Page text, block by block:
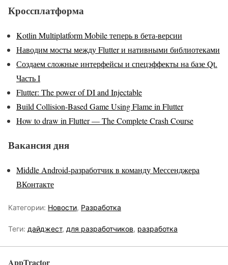
Кроссплатформа
Kotlin Multiplatform Mobile теперь в бета-версии
Наводим мосты между Flutter и нативными библиотеками
Создаем сложные интерфейсы и спецэффекты на базе Qt.
Часть I
Flutter: The power of DI and Injectable
Build Collision-Based Game Using Flame in Flutter
How to draw in Flutter — The Complete Crash Course
Вакансия дня
Middle Android-разработчик в команду Мессенджера
ВКонтакте
Категории: Новости, Разработка
Теги: дайджест, для разработчиков, разработка
AppTractor